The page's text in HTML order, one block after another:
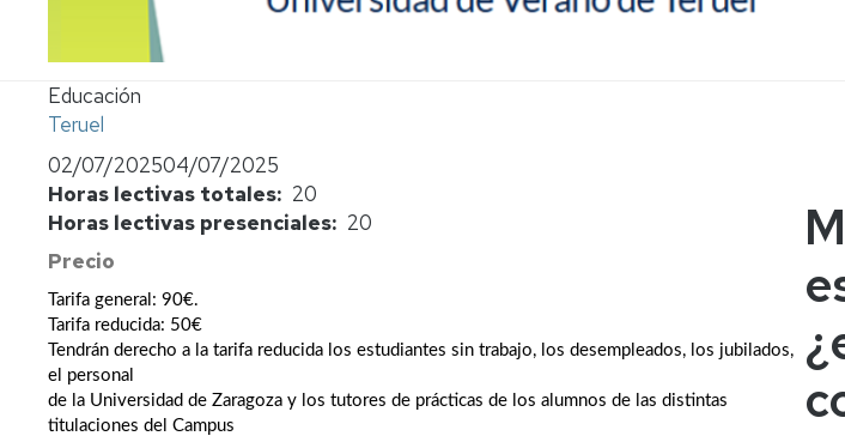
Propuesta
Educación
Teruel
02/07/202504/07/2025
Horas lectivas totales
20
Horas lectivas presenciales
20
Precio
Tarifa general: 90€.
Tarifa reducida: 50€
Tendrán derecho a la tarifa reducida los estudiantes sin trabajo, los desempleados, los jubilados,
el personal
de la Universidad de Zaragoza y los tutores de prácticas de los alumnos de las distintas
titulaciones del Campus